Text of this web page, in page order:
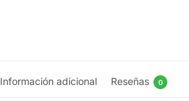
Información adicional Reseñas 0